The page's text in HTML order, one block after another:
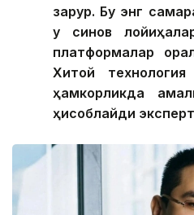
зарур. Бу энг
у синов
платформалар
Хитой
ҳамкорликда
ҳисоблайди